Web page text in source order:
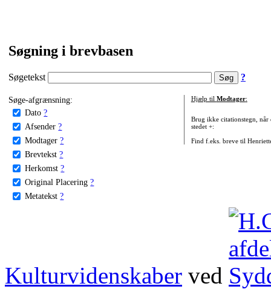
Søgning i brevbasen
Søgetekst ?
Søge-afgrænsning:
Dato ?
Afsender ?
Modtager ?
Brevtekst ?
Herkomst ?
Original Placering ?
Metatekst ?
Hjælp til Modtager:
Brug ikke citationstegn, når
stedet +:
Find f.eks. breve til
Kulturvidenskaber ved